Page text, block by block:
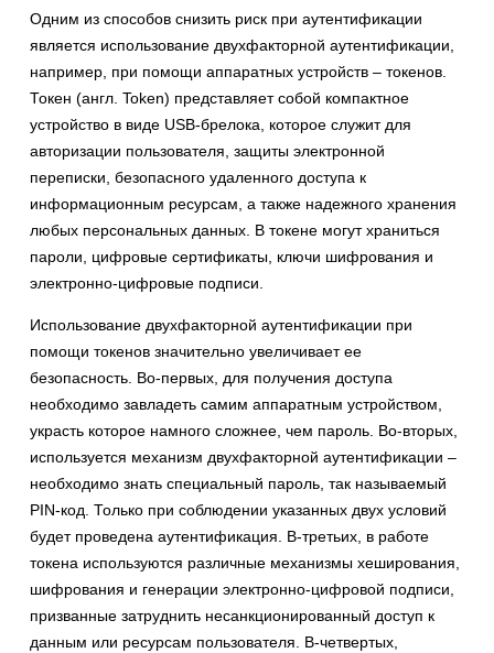
Одним из способов снизить риск при аутентификации
является использование двухфакторной аутентификации,
например, при помощи аппаратных устройств – токенов.
Токен (англ. Token) представляет собой компактное
устройство в виде USB-брелока, которое служит для
авторизации пользователя, защиты электронной
переписки, безопасного удаленного доступа к
информационным ресурсам, а также надежного хранения
любых персональных данных. В токене могут храниться
пароли, цифровые сертификаты, ключи шифрования и
электронно-цифровые подписи.
Использование двухфакторной аутентификации при
помощи токенов значительно увеличивает ее
безопасность. Во-первых, для получения доступа
необходимо завладеть самим аппаратным устройством,
украсть которое намного сложнее, чем пароль. Во-вторых,
используется механизм двухфакторной аутентификации –
необходимо знать специальный пароль, так называемый
PIN-код. Только при соблюдении указанных двух условий
будет проведена аутентификация. В-третьих, в работе
токена используются различные механизмы хеширования,
шифрования и генерации электронно-цифровой подписи,
призванные затруднить несанкционированный доступ к
данным или ресурсам пользователя. В-четвертых,